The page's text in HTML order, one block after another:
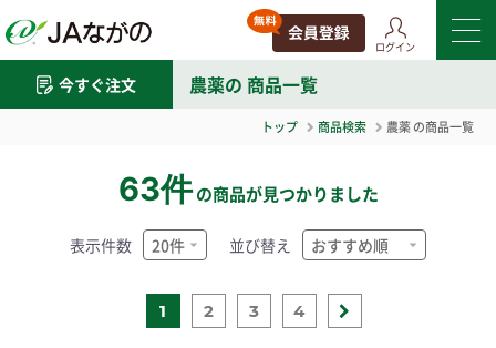
ログイン
今すぐ注文 農薬の 商品一覧
トップ 商品検索 農薬の商品一覧
63件 の商品が見つかりました
1 2 3 4
表示件数 並び替え